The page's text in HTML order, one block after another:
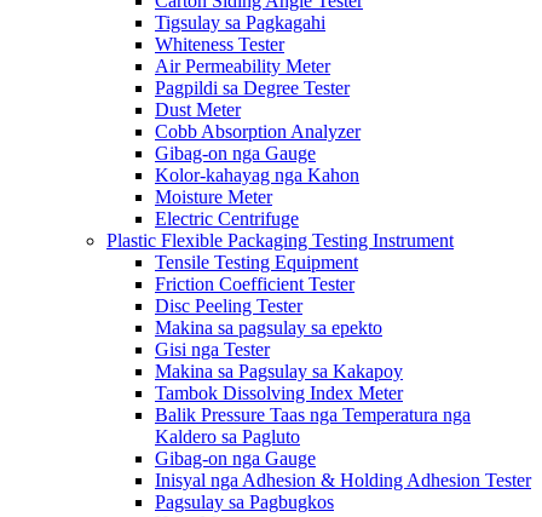
Tigsulay sa Pagkagahi
Whiteness Tester
Air Permeability Meter
Pagpildi sa Degree Tester
Dust Meter
Cobb Absorption Analyzer
Gibag-on nga Gauge
Kolor-kahayag nga Kahon
Moisture Meter
Electric Centrifuge
Plastic Flexible Packaging Testing Instrument
Tensile Testing Equipment
Friction Coefficient Tester
Disc Peeling Tester
Makina sa pagsulay sa epekto
Gisi nga Tester
Makina sa Pagsulay sa Kakapoy
Tambok Dissolving Index Meter
Balik Pressure Taas nga Temperatura nga
Kaldero sa Pagluto
Gibag-on nga Gauge
Inisyal nga Adhesion & Holding Adhesion Tester
Pagsulay sa Pagbugkos